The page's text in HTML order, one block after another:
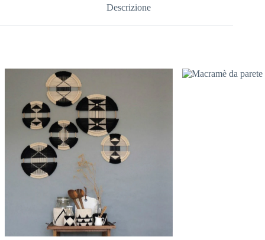
Descrizione